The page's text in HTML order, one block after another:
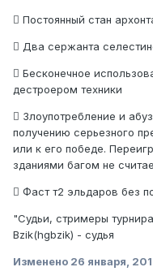
 Постоянный стан
 Два сержанта
 Бесконечное
дестроером техники
 Злоупотребление и
получению серьезного
или к его победе.
зданиями багом не
 Фаст т2 эльдаров без
"Судьи, стримеры
Bzik(hgbzik) - судья
Изменено 26 января,